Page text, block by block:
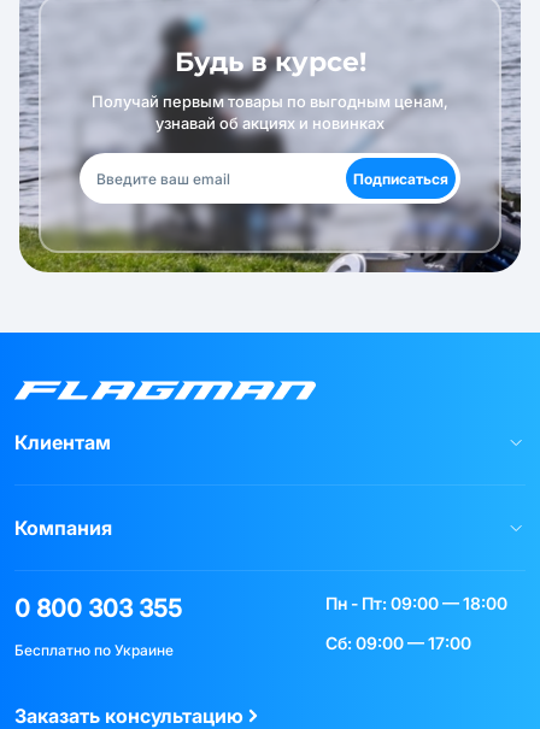
Будь в курсе!
Получай первым товары по выгодным ценам,
узнавай об акциях и новинках
Подписаться
Клиентам
Компания
0 800 303 355
Бесплатно по Украине
Пн - Пт: 09:00 — 18:00
Сб: 09:00 — 17:00
Заказать консультацию